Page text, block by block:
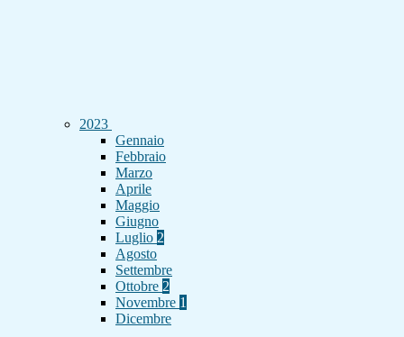
2023
Gennaio
Febbraio
Marzo
Aprile
Maggio
Giugno
Luglio 2
Agosto
Settembre
Ottobre 2
Novembre 1
Dicembre